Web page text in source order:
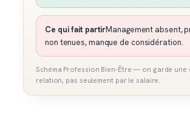
Ce qui fait partirManagement absent,
non tenues, manque de considération.
Schéma Profession Bien-Être — on garde une
relation, pas seulement par le salaire.